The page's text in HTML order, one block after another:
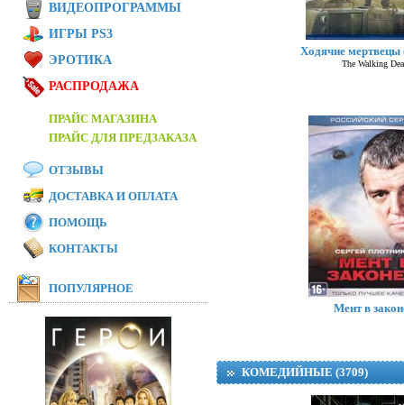
Ходячие
The Walking
Мент в
КОМЕДИЙНЫЕ (3709)
ВИДЕОПРОГРАММЫ
ИГРЫ PS3
ЭРОТИКА
РАСПРОДАЖА
ПРАЙС МАГАЗИНА
ПРАЙС ДЛЯ ПРЕДЗАКАЗА
ОТЗЫВЫ
ДОСТАВКА И ОПЛАТА
ПОМОЩЬ
КОНТАКТЫ
ПОПУЛЯРНОЕ